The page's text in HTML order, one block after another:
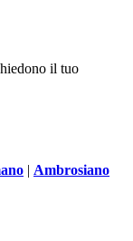
il tuo
| Ambrosiano